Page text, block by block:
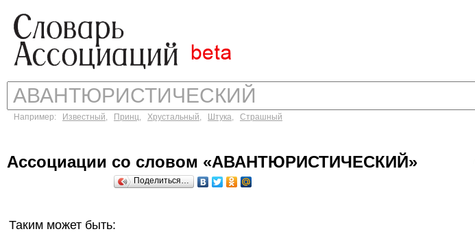
Например: Известный, Принц, Хрустальный, Штука, Страшный
Ассоциации со словом «АВАНТЮРИСТИЧЕСКИЙ»
Поделиться…
Таким может быть: